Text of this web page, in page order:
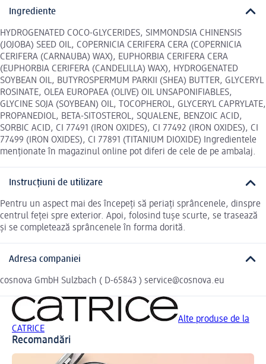
Ingrediente
HYDROGENATED COCO-GLYCERIDES, SIMMONDSIA CHINENSIS
(JOJOBA) SEED OIL, COPERNICIA CERIFERA CERA (COPERNICIA
CERIFERA (CARNAUBA) WAX), EUPHORBIA CERIFERA CERA
(EUPHORBIA CERIFERA (CANDELILLA) WAX), HYDROGENATED
SOYBEAN OIL, BUTYROSPERMUM PARKII (SHEA) BUTTER, GLYCERYL
ROSINATE, OLEA EUROPAEA (OLIVE) OIL UNSAPONIFIABLES,
GLYCINE SOJA (SOYBEAN) OIL, TOCOPHEROL, GLYCERYL CAPRYLATE,
PROPANEDIOL, BETA-SITOSTEROL, SQUALENE, BENZOIC ACID,
SORBIC ACID, CI 77491 (IRON OXIDES), CI 77492 (IRON OXIDES), CI
77499 (IRON OXIDES), CI 77891 (TITANIUM DIOXIDE) Ingredientele
menționate în magazinul online pot diferi de cele de pe ambalaj.
Instrucțiuni de utilizare
Pentru un aspect mai des începeți să periați sprâncenele, dinspre
centrul feței spre exterior. Apoi, folosind tușe scurte, se trasează
și se completează sprâncenele în forma dorită.
Adresa companiei
cosnova GmbH Sulzbach ( D-65843 ) service@cosnova.eu
Alte produse de la
CATRICE
Recomandări